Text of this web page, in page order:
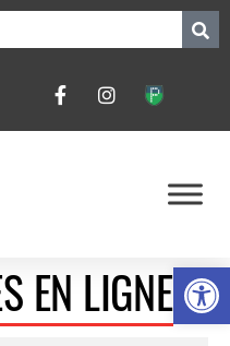
Ouvrir
EN LIGNE